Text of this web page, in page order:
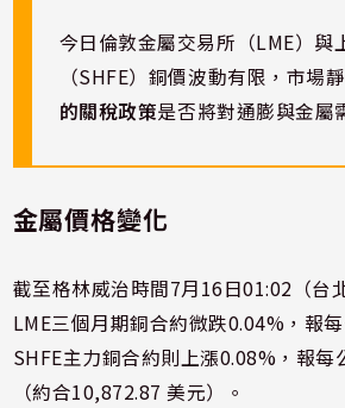
今日倫敦金屬交易所（LME）與
（SHFE）銅價波動有限，市場
的關稅政策是否將對通膨與金屬
金屬價格變化
截至格林威治時間7月16日01:02（台
LME三個月期銅合約微跌0.04%，報
SHFE主力銅合約則上漲0.08%，報
（約合10,872.87 美元）。